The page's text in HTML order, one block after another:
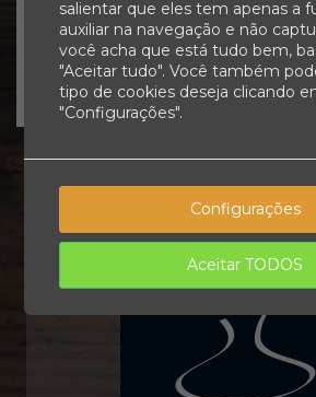
De:R$
salientar que eles tem apenas a
auxiliar na navegação e não
você acha que está tudo bem,
"Aceitar tudo". Você também
tipo de cookies deseja clicando
"Configurações".
Configurações
Aceitar TODOS